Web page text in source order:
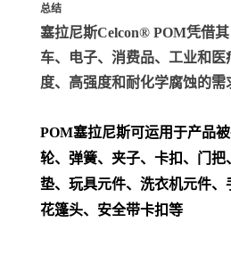
总结
塞拉尼斯Celcon® POM凭借
车、电子、消费品、工业和
度、高强度和耐化学腐蚀的需
POM塞拉尼斯可运用于产品
轮、弹簧、夹子、卡扣、门把
垫、玩具元件、洗衣机元件
花篷头、安全带卡扣等